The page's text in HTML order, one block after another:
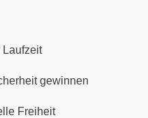
Laufzeit
gewinnen
Freiheit